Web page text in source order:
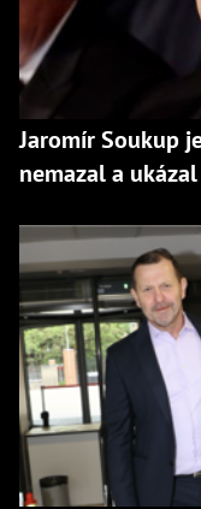
Jaromír Soukup
nemazal a